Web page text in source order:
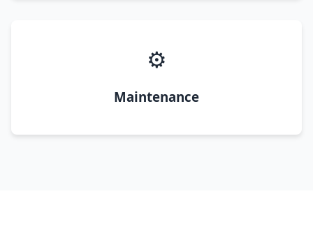
⚙️
Maintenance